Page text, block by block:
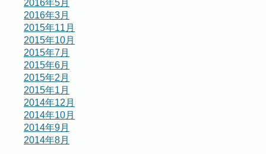
2016年5月
2016年3月
2015年11月
2015年10月
2015年7月
2015年6月
2015年2月
2015年1月
2014年12月
2014年10月
2014年9月
2014年8月